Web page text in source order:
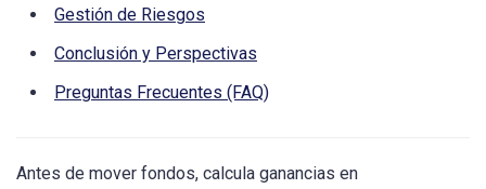
Gestión de Riesgos
Conclusión y Perspectivas
Preguntas Frecuentes (FAQ)
Antes de mover fondos, calcula ganancias en